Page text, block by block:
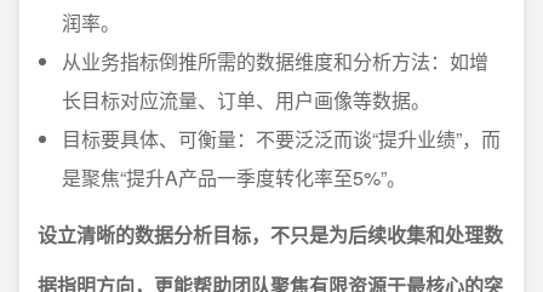
润率。
从业务指标倒推所需的数据维度和分析方法：如增
长目标对应流量、订单、用户画像等数据。
目标要具体、可衡量：不要泛泛而谈“提升业绩”，而
是聚焦“提升A产品一季度转化率至5%”。
设立清晰的数据分析目标，不只是为后续收集和处理数
据指明方向，更能帮助团队聚焦有限资源于最核心的突